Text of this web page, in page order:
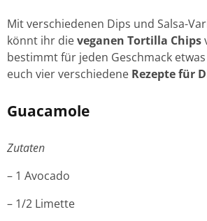
Mit verschiedenen Dips und Salsa-
könnt ihr dieveganen Tortilla Chips
bestimmt für jeden Geschmack
euch vier verschiedene Rezepte für
Guacamole
Zutaten
– 1 Avocado
– 1/2 Limette